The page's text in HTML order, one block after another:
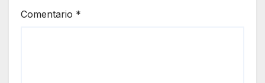
Comentario *